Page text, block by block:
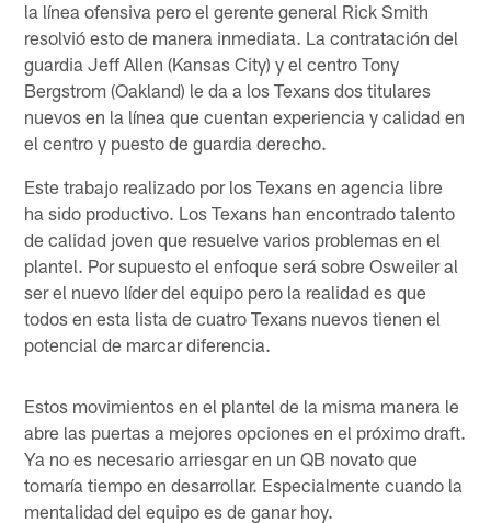
la línea ofensiva pero el gerente general Rick Smith
resolvió esto de manera inmediata. La contratación del
guardia Jeff Allen (Kansas City) y el centro Tony
Bergstrom (Oakland) le da a los Texans dos titulares
nuevos en la línea que cuentan experiencia y calidad en
el centro y puesto de guardia derecho.
Este trabajo realizado por los Texans en agencia libre
ha sido productivo. Los Texans han encontrado talento
de calidad joven que resuelve varios problemas en el
plantel. Por supuesto el enfoque será sobre Osweiler al
ser el nuevo líder del equipo pero la realidad es que
todos en esta lista de cuatro Texans nuevos tienen el
potencial de marcar diferencia.
Estos movimientos en el plantel de la misma manera le
abre las puertas a mejores opciones en el próximo draft.
Ya no es necesario arriesgar en un QB novato que
tomaría tiempo en desarrollar. Especialmente cuando la
mentalidad del equipo es de ganar hoy.